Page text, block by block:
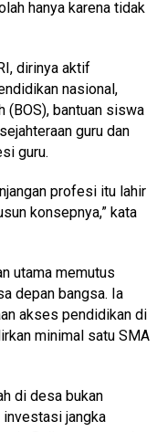
hanya karena tidak
dirinya aktif
nasional,
(BOS), bantuan siswa
guru dan
guru.
profesi itu lahir
konsepnya,” kata
utama memutus
depan bangsa. Ia
akses pendidikan di
minimal satu SMA
di desa bukan
investasi jangka